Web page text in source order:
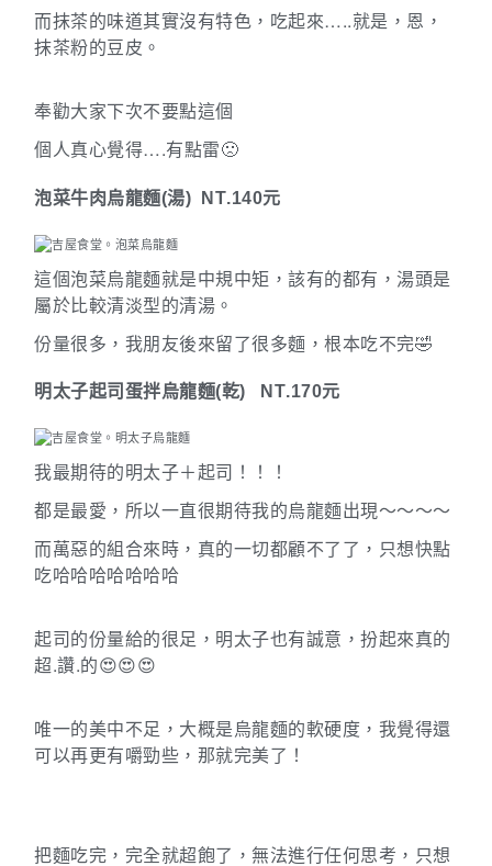
而抹茶的味道其實沒有特色，吃起來…..就是，恩，
抹茶粉的豆皮。
奉勸大家下次不要點這個
個人真心覺得….有點雷🙁
泡菜牛肉烏龍麵(湯) NT.140元
這個泡菜烏龍麵就是中規中矩，該有的都有，湯頭是
屬於比較清淡型的清湯。
份量很多，我朋友後來留了很多麵，根本吃不完🤣
明太子起司蛋拌烏龍麵(乾) NT.170元
我最期待的明太子＋起司！！！
都是最愛，所以一直很期待我的烏龍麵出現～～～～
而萬惡的組合來時，真的一切都顧不了了，只想快點
吃哈哈哈哈哈哈哈
起司的份量給的很足，明太子也有誠意，扮起來真的
超.讚.的😍😍😍
唯一的美中不足，大概是烏龍麵的軟硬度，我覺得還
可以再更有嚼勁些，那就完美了！
把麵吃完，完全就超飽了，無法進行任何思考，只想